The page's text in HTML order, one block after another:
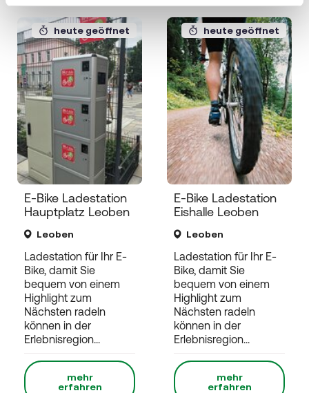
heute geöffnet
E-Bike Ladestation
Hauptplatz Leoben
Leoben
Ladestation für Ihr E-
Bike, damit Sie
bequem von einem
Highlight zum
Nächsten radeln
können in der
Erlebnisregion...
mehr
erfahren
heute geöffnet
E-Bike Ladestation
Eishalle Leoben
Leoben
Ladestation für Ihr E-
Bike, damit Sie
bequem von einem
Highlight zum
Nächsten radeln
können in der
Erlebnisregion...
mehr
erfahren